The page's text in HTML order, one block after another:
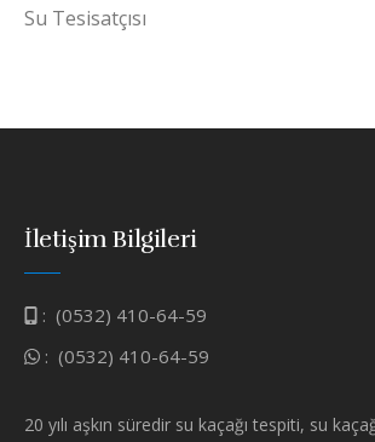
Su Tesisatçısı
İletişim Bilgileri
: (0532) 410-64-59
: (0532) 410-64-59
20 yılı aşkın süredir su kaçağı tespiti, su